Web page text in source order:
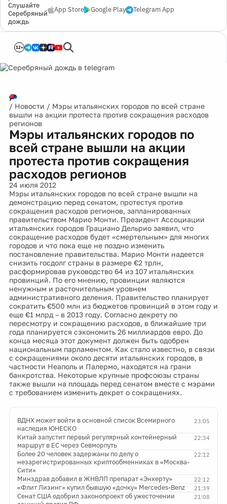
Слушайте
Серебряный
дождь
App Store Google Play Telegram App
12+
/ Новости / Мэры итальянских городов по всей стране
вышли на акции протеста против сокращения расходов
регионов
Мэры итальянских городов по
всей стране вышли на акции
протеста против сокращения
расходов регионов
24 июля 2012
Мэры итальянских городов по всей стране вышли на
демонстрацию перед сенатом, протестуя против
сокращения расходов регионов, запланированных
правительством Марио Монти. Президент Ассоциации
итальянских городов Грациано Дельрио заявил, что
сокращение расходов будет «смертельным» для многих
городов и что пока еще не поздно изменить
постановление правительства. Марио Монти надеется
снизить госдолг страны в размере €2 трлн,
расформировав руководство 64 из 107 итальянских
провинций. По его мнению, провинции являются
ненужным и расточительным уровнем
административного деления. Правительство планирует
сократить €500 млн из бюджетов провинций в этом году и
еще €1 млрд – в 2013 году. Согласно декрету по
пересмотру и сокращению расходов, в ближайшие три
года планируется сэкономить 26 миллиардов евро. До
конца месяца этот документ должен быть одобрен
национальным парламентом. Как стало известно, в связи
с сокращениями около десяти итальянских городов, в
частности Неаполь и Палермо, находятся на грани
банкротства. Некоторые крупные профсоюзы страны
также вышли на площадь перед сенатом вместе с мэрами
с требованием изменить декрет о сокращениях.
23:05
ВДНХ может войти в основной список Всемирного
наследия ЮНЕСКО
22:34
Китай запустит первый регулярный контейнерный
маршрут в ЕС через Севморпуть
22:12
Более 20 человек задержаны по делу о
незарегистрированных криптообменниках в «Москва-
Сити»
22:12
Минздрав добавил в ЖНВЛП препарат «Энхерту»
21:39
«Флит Лизинг» купил бывшую «дочку» Mercedes-Benz
21:08
Сенат США одобрил законопроект об ужесточении